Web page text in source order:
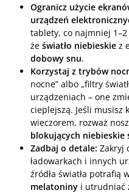
Ogranicz użycie
urządzeń
tablety, co najmniej
że światło niebieskie z
dobowy snu.
Korzystaj z trybów
nocne” albo „filtry
urządzeniach – one
cieplejszą. Jeśli musisz
wieczorem, rozważ
blokujących niebieskie
Zadbaj o detale: Zakryj
ładowarkach i innych
źródła światła potrafią
melatoniny i utrudniać